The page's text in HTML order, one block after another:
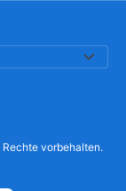
vorbehalten.